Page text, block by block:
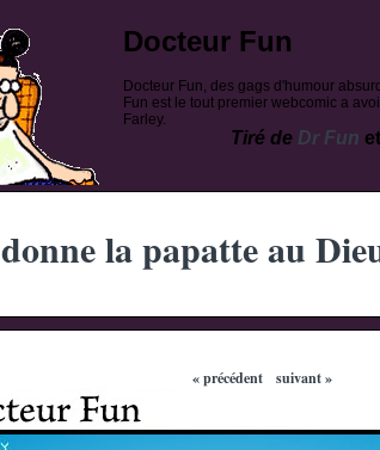
Docteur Fun
Docteur Fun, des gags d'humour
Fun est le tout premier webcomic a
Farley.
Tiré de Dr Fun
donne la papatte au
« précédent suivant »